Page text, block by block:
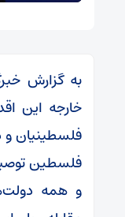
به گزارش
خارجه این
فلسطینیان و
فلسطین
و همه